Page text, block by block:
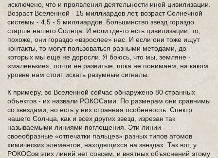
исключено, что и проявления деятельности иной цивилизации.
Возраст Вселенной - 15 миллиардов лет, возраст Солнечной
системы - 4,5 - 5 миллиардов. Большинство звезд гораздо
старше нашего Солнца. И если где-то есть цивилизации, то,
похоже, они гораздо «взрослее» нас. И если они тоже ищут
контакты, то могут пользоваться разными методами, до
которых мы еще не доросли. Я боюсь, что мы, земляне -
«маленькие», почти не развитые, пока не понимаем, на каком
уровне нам стоит искать разумные сигналы.
К примеру, во Вселенной сейчас обнаружено 80 странных
объектов - их назвали РОКОСами. По размерам они сравнимы
со звездами, но есть у них странная особенность. Спектр
нашего Солнца, как и всех других звезд, изрезан так
называемыми линиями поглощения. Эти линии -
своеобразные «отпечатки пальцев» разных типов атомов
химических элементов, находящихся на звездах. Так вот, у
РОКОСов этих линий нет совсем, и внятных объяснений этому